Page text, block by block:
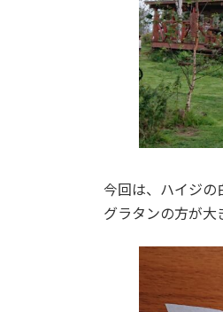
今回は、ハイジの
グラタンの方が大